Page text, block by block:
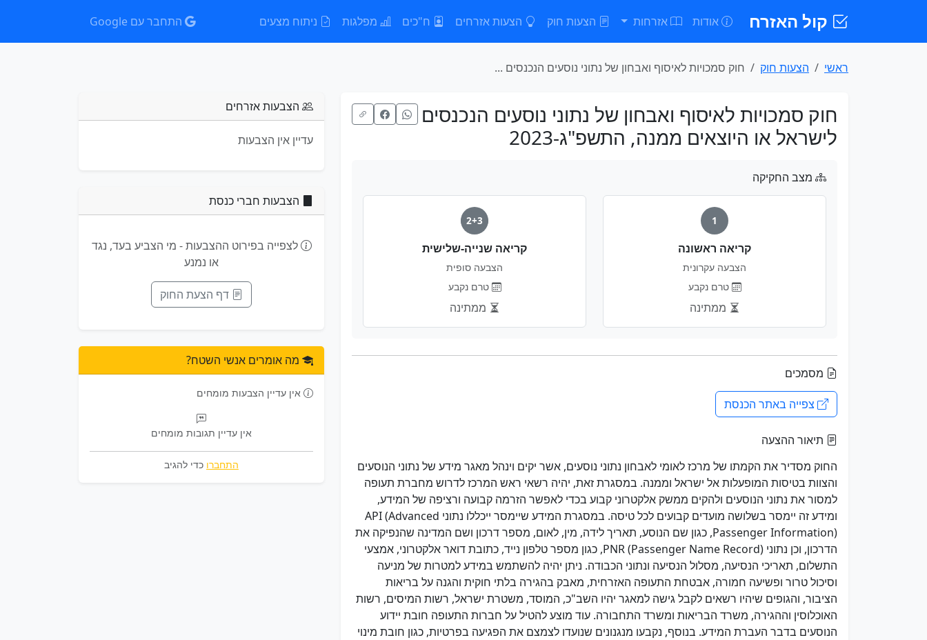
קול האזרח אודות אזרחות הצעות חוק הצעות אזרחים ח"כים מפלגות ניתוח מצעים התחבר עם Google
ראשי הצעות חוק חוק סמכויות לאיסוף ואבחון של נתוני נוסעים הנכנסים ...
חוק סמכויות לאיסוף ואבחון של נתוני נוסעים הנכנסים
לישראל או היוצאים ממנה, התשפ"ג-2023
מצב החקיקה
1
קריאה ראשונה
הצבעה עקרונית
טרם נקבע
ממתינה
2+3
קריאה שנייה-שלישית
הצבעה סופית
טרם נקבע
ממתינה
מסמכים
צפייה באתר הכנסת
תיאור ההצעה
החוק מסדיר את הקמתו של מרכז לאומי לאבחון נתוני נוסעים, אשר יקים וינהל מאגר מידע של נתוני הנוסעים
והצוות בטיסות המופעלות אל ישראל וממנה. במסגרת זאת, יהיה רשאי ראש המרכז לדרוש מחברת תעופה
למסור את נתוני הנוסעים ולהקים ממשק אלקטרוני קבוע בכדי לאפשר הזרמה קבועה ורציפה של המידע,
ומידע זה יימסר בשלושה מועדים קבועים לכל טיסה. במסגרת המידע שיימסר ייכללו נתוני API (Advanced
Passenger Information), כגון שם הנוסע, תאריך לידה, מין, לאום, מספר דרכון ושם המדינה שהנפיקה את
הדרכון, וכן נתוני PNR (Passenger Name Record), כגון מספר טלפון נייד, כתובת דואר אלקטרוני, אמצעי
התשלום, תאריכי הנסיעה, מסלול הנסיעה ונתוני הכבודה. ניתן יהיה להשתמש במידע למטרות של מניעה
וסיכול טרור ופשיעה חמורה, אבטחת התעופה האזרחית, מאבק בהגירה בלתי חוקית והגנה על בריאות
הציבור, והגופים שיהיו רשאים לקבל גישה למאגר יהיו השב"כ, המוסד, משטרת ישראל, רשות המיסים, רשות
האוכלוסין וההגירה, משרד הבריאות ומשרד התחבורה. עוד מוצע להטיל על חברות התעופה חובת יידוע
הנוסעים בדבר העברת המידע. בנוסף, נקבעו מנגנונים שנועדו לצמצם את הפגיעה בפרטיות, כגון חובת מינוי
הצבעות אזרחים
עדיין אין הצבעות
הצבעות חברי כנסת
לצפייה בפירוט ההצבעות - מי הצביע בעד, נגד
או נמנע
דף הצעת החוק
מה אומרים אנשי השטח?
אין עדיין הצבעות מומחים
אין עדיין תגובות מומחים
התחברו כדי להגיב